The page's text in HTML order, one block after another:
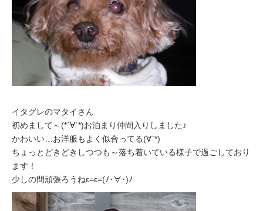
イタグレのマタイさん
初めまして～(*´∀`*)お泊まり仲間入りしました♪
かわいい…お洋服もよく似合ってる(∀`*)ゞ
ちょっとどきどきしつつも～落ち着いている様子で過ごしており
ます！
少しの間頑張ろうねε=ε=(ﾉ･∀･)ﾉ